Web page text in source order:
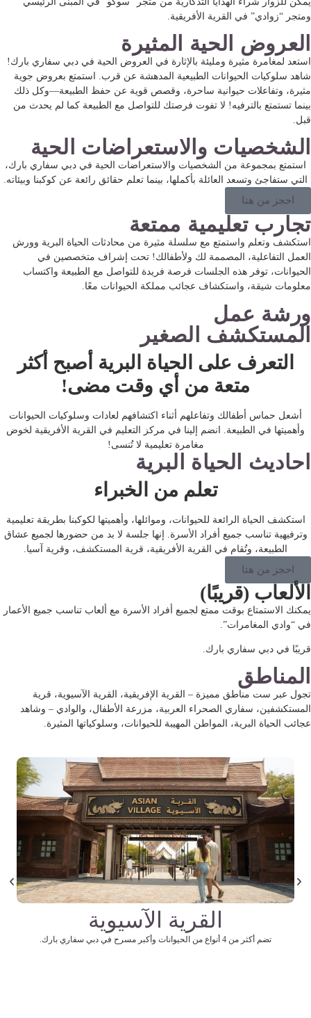
ومتجر “زوادي” في القرية الأفريقية.
العروض الحية المثيرة
استعد لمغامرة مثيرة ومليئة بالإثارة في العروض الحية في دبي سفاري بارك!
شاهد سلوكيات الحيوانات الطبيعية المدهشة عن قرب. استمتع بعروض جوية
مثيرة، وتفاعلات حيوانية ساحرة، وقصص قوية عن حفظ الطبيعة—وكل ذلك
بينما تستمتع بالترفيه! لا تفوت فرصتك للتواصل مع الطبيعة كما لم يحدث من
قبل.
الشخصيات والاستعراضات الحية
استمتع بمجموعة من الشخصيات والاستعراضات الحية في دبي سفاري بارك،
التي ستفاجئ وتسعد العائلة بأكملها، بينما تعلم حقائق رائعة عن كوكبنا وبيئاته.
احجز من هتا
تجارب تعليمية ممتعة
استكشف وتعلم واستمتع مع سلسلة مثيرة من محادثات الحياة البرية وورش
العمل التفاعلية، المصممة لك ولأطفالك! تحت إشراف متخصصين في
الحيوانات، توفر هذه الجلسات فرصة فريدة للتواصل مع الطبيعة واكتساب
معلومات شيقة، واستكشاف عجائب مملكة الحيوانات معًا.
ورشة عمل
المستكشف الصغير
التعرف على الحياة البرية أصبح أكثر
متعة من أي وقت مضى!
أشعل حماس أطفالك وتفاعلهم أثناء اكتشافهم لعادات وسلوكيات الحيوانات
وأهميتها في الطبيعة. انضم إلينا في مركز التعليم في القرية الأفريقية لخوض
مغامرة تعليمية لا تُنسى!
احاديث الحياة البرية
تعلم من الخبراء
استكشف الحياة الرائعة للحيوانات، وموائلها، وأهميتها لكوكبنا بطريقة تعليمية
وترفيهية تناسب جميع أفراد الأسرة. إنها جلسة لا بد من حضورها لجميع عشاق
الطبيعة، وتُقام في القرية الأفريقية، قرية المستكشف، وقرية آسيا.
احجز من هتا
الألعاب (قريبًا)
يمكنك الاستمتاع بوقت ممتع لجميع أفراد الأسرة مع ألعاب تناسب جميع الأعمار
في “وادي المغامرات”.
قريبًا في دبي سفاري بارك.
المناطق
تجول عبر ست مناطق مميزة – القرية الإفريقية، القرية الآسيوية، قرية
المستكشفين، سفاري الصحراء العربية، مزرعة الأطفال، والوادي – وشاهد
عجائب الحياة البرية، المواطن المهيبة للحيوانات، وسلوكياتها المثيرة.
القرية الآسيوية
تضم أكثر من 4 أنواع من الحيوانات وأكبر مسرح في دبي سفاري بارك.